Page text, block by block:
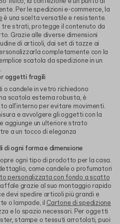
Per le spedizioni e-commerce, la
è una scelta versatile e resistente.
tre strati, protegge il contenuto da
Grazie alle diverse dimensioni
di articoli, dai set di tazze ai
completamente con la
scatola da spedizione in un
oggetti fragili
o candele in vetro richiedono
scatola esterna robusta, è
all'interno per evitare movimenti.
e avvolgere gli oggetti con la
aggiunge un ulteriore strato
a un tocco di eleganza
di ogni forma e dimensione
ogni tipo di prodotto per la casa.
come candele o profumatori
personalizzata con fondo a scatto
grazie al suo montaggio rapido
devi spedire articoli più grandi e
o lampade, il Cartone di spedizione
e lo spazio necessari. Per oggetti
stampe o tessuti arrotolati, puoi